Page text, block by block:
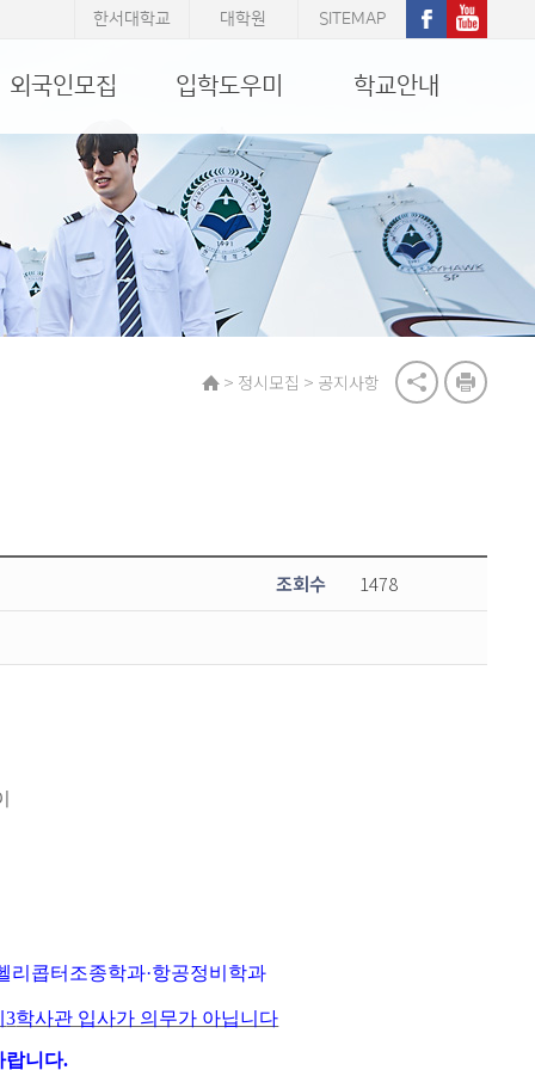
한서대학교 대학원 SITEMAP
외국인모집 입학도우미 학교안내
> 정시모집 > 공지사항
조회수 1478
리 콥터조종학과·항공정비학과
3학사관 입사가 의무가 아닙니다
랍니다.